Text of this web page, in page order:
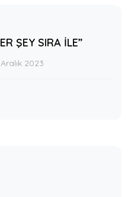
ŞEY SIRA İLE”
2023